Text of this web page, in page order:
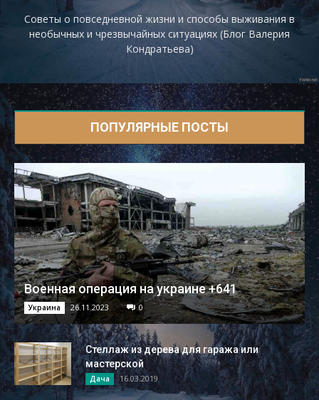
Советы о повседневной жизни и способы выживания в
необычных и чрезвычайных ситуациях (Блог Валерия
Кондратьева)
ПОПУЛЯРНЫЕ ПОСТЫ
Военная операция на украине +641
Украина 26.11.2023 0
Стеллаж из дерева для гаража или
мастерской
Дача 16.03.2019